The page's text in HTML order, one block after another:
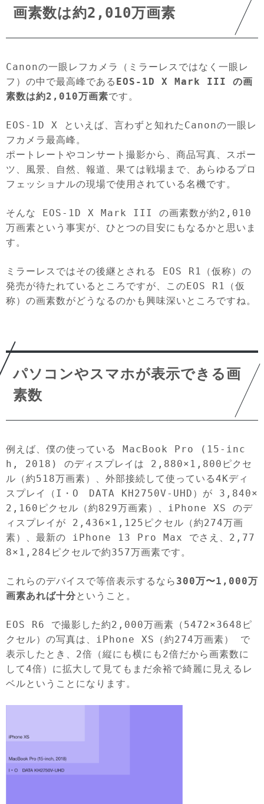
画素数は約2,010万画素
Canonの一眼レフカメラ（ミラーレスではなく一眼レ
フ）の中で最高峰である EOS-1D X Mark III の画
素数は約2,010万画素です。
EOS-1D X といえば、言わずと知れたCanonの一眼レ
フカメラ最高峰。
ポートレートやコンサート撮影から、商品写真、スポー
ツ、風景、自然、報道、果ては戦場まで、あらゆるプロ
フェッショナルの現場で使用されている名機です。
そんな EOS-1D X Mark III の画素数が約2,010
万画素という事実が、ひとつの目安にもなるかと思いま
す。
ミラーレスではその後継とされる EOS R1（仮称）の
発売が待たれているところですが、このEOS R1（仮
称）の画素数がどうなるのかも興味深いところですね。
パソコンやスマホが表示できる画
素数
例えば、僕の使っている MacBook Pro (15-inc
h, 2018) のディスプレイは 2,880×1,800ピクセ
ル（約518万画素）、外部接続して使っている4Kディ
スプレイ（I・O DATA KH2750V-UHD）が 3,840×
2,160ピクセル（約829万画素）、iPhone XS のデ
ィスプレイが 2,436×1,125ピクセル（約274万画
素）、最新の iPhone 13 Pro Max でさえ、2,77
8×1,284ピクセルで約357万画素です。
これらのデバイスで等倍表示するなら 300万〜1,000万
画素あれば十分ということ。
EOS R6 で撮影した約2,000万画素（5472×3648ピ
クセル）の写真は、iPhone XS（約274万画素） で
表示したとき、2倍（縦にも横にも2倍だから画素数に
して4倍）に拡大して見てもまだ余裕で綺麗に見えるレ
ベルということになります。